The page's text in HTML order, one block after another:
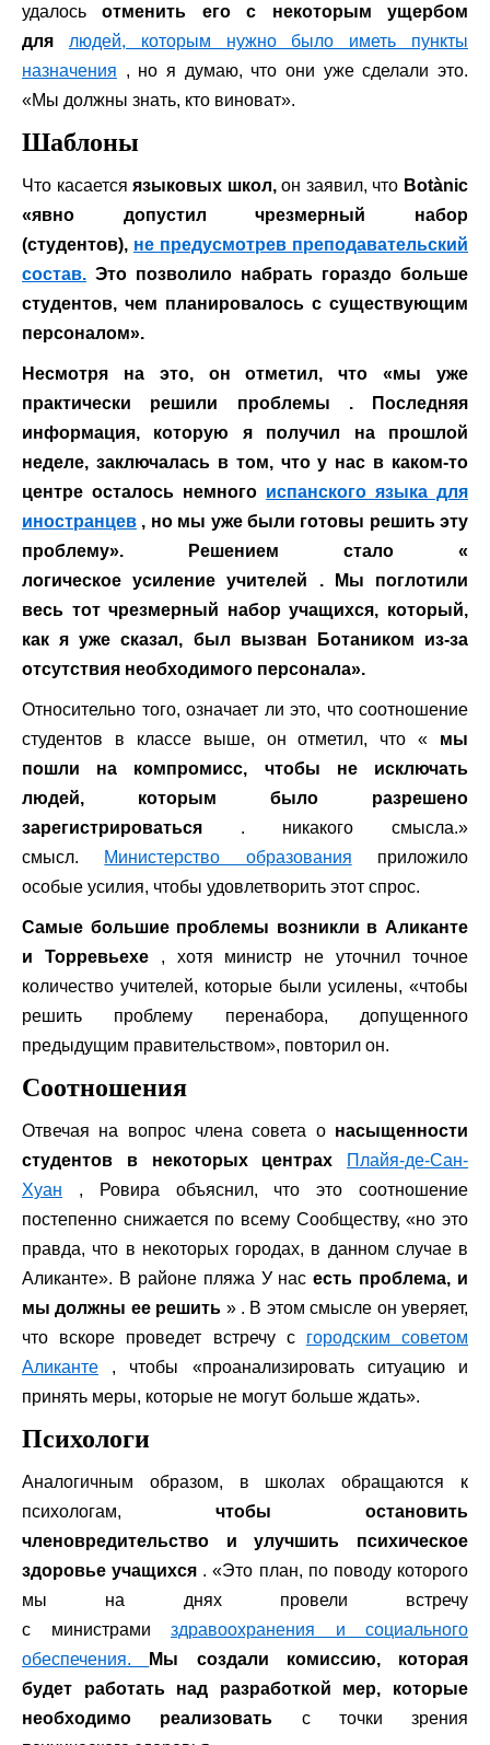
удалосьотменить его с некоторым ущербом
для людей, которым нужно было иметь пункты
назначения , но я думаю, что они уже сделали это.
«Мы должны знать, кто виноват».
Шаблоны
Что касаетсяязыковых школ,он заявил, что Botànic
«явно допустил чрезмерный набор
(студентов), не предусмотрев преподавательский
состав. Это позволило набрать гораздо больше
студентов, чем планировалось с существующим
персоналом».
Несмотря на это, он отметил, что«мы уже
практически решили проблемы . Последняя
информация, которую я получил на прошлой
неделе, заключалась в том, что у нас в каком-то
центре осталось немного испанского языка для
иностранцев , но мы уже были готовы решить эту
проблему». Решением стало «
логическоеусиление учителей . Мы поглотили
весь тот чрезмерный набор учащихся, который,
как я уже сказал, был вызван Ботаником из-за
отсутствия необходимого персонала».
Относительно того, означает ли это, что соотношение
студентов в классе выше, он отметил, что « мы
пошли на компромисс, чтобы не исключать
людей, которым было разрешено
зарегистрироваться . никакого смысла.»
смысл. Министерство образования приложило
особые усилия, чтобы удовлетворить этот спрос.
Самые большие проблемы возникли в Аликанте
и Торревьехе, хотя министр не уточнил точное
количество учителей, которые были усилены, «чтобы
решить проблему перенабора, допущенного
предыдущим правительством», повторил он.
Соотношения
Отвечая на вопрос члена совета о насыщенности
студентов в некоторых центрах
Плайя-де-Сан-
Хуан , Ровира объяснил, что это соотношение
постепенно снижается по всему Сообществу, «но это
правда, что в некоторых городах, в данном случае в
Аликанте». В районе пляжа У насесть проблема, и
мы должны ее решить » . В этом смысле он уверяет,
что вскоре проведет встречу с городским советом
Аликанте , чтобы «проанализировать ситуацию и
принять меры, которые не могут больше ждать».
Психологи
Аналогичным образом, в школах обращаются к
психологам, чтобы остановить
членовредительство и улучшить психическое
здоровье учащихся . «Это план, по поводу которого
мы на днях провели встречу
с министрами здравоохранения и социального
обеспечения.
Мы создали комиссию, которая
будет работать над разработкой мер, которые
необходимо реализовать с точки зрения